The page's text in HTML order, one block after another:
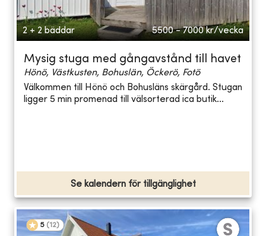
2 + 2 bäddar 5500 - 7000 kr/vecka
Mysig stuga med gångavstånd till havet
Hönö, Västkusten, Bohuslän, Öckerö, Fotö
Välkommen till Hönö och Bohusläns skärgård. Stugan
ligger 5 min promenad till välsorterad ica butik...
Se kalendern för tillgänglighet
5 (12)